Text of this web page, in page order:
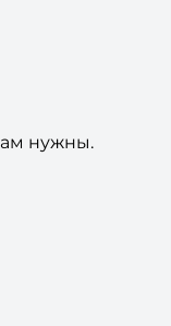
нужны.